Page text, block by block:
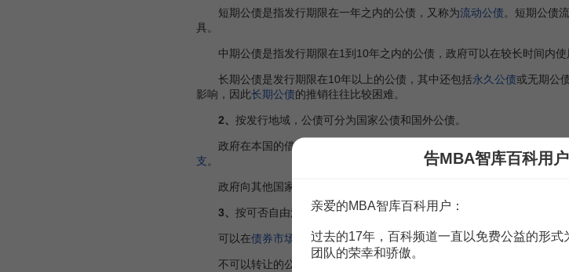
短期公债是指发行期限在一年之内的公债，又称为流动公债。短期公债
具。
中期公债是指发行期限在1到10年之内的公债，政府可以在较长时间内使
长期公债是发行期限在10年以上的公债，其中还包括永久公债或无期公
影响，因此长期公债的推销往往比较困难。
2、 按发行地域，公债可分为国家公债和国外公债。
政府在本国的借款和发行 。发行对象是本国
支。
政府向其他国家的政府、银行或
3、 按可否自由流通，公债可分为 上市公债和不上市公债。
可以在债券市场 上出售，并且可以转让的公债，称为上市公债。上市公债
不可以转让的公债，称为 。之所以限定某些债券不可出售，
告MBA智库百科用
亲爱的MBA智库百科用户：
过去的17年，百科频道一直以免费公益的形
团队的荣幸和骄傲。